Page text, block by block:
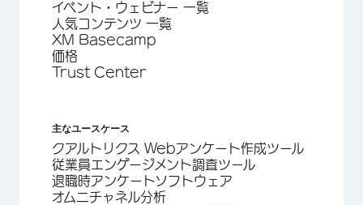
イベント・ウェビナー 一覧
人気コンテンツ 一覧
XM Basecamp
価格
Trust Center
主なユースケース
クアルトリクス Webアンケート作成ツール
従業員エンゲージメント調査ツール
退職時アンケートソフトウェア
オムニチャネル分析